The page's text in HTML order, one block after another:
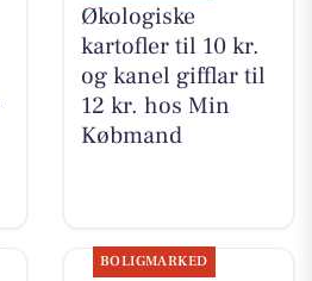
Økologiske
kartofler til 10 kr.
og kanel gifflar til
12 kr. hos Min
Købmand
BOLIGMARKED